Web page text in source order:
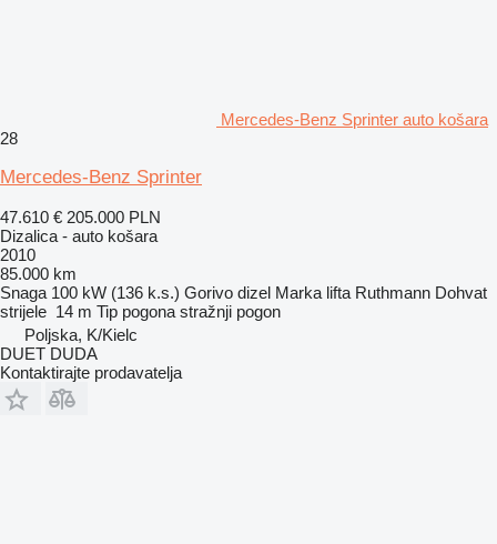
Mercedes-Benz Sprinter auto košara
28
Mercedes-Benz Sprinter
47.610 € 205.000 PLN
Dizalica - auto košara
2010
85.000 km
Snaga 100 kW (136 k.s.) Gorivo dizel Marka lifta Ruthmann Dohvat
strijele 14 m Tip pogona stražnji pogon
Poljska, K/Kielc
DUET DUDA
Kontaktirajte prodavatelja